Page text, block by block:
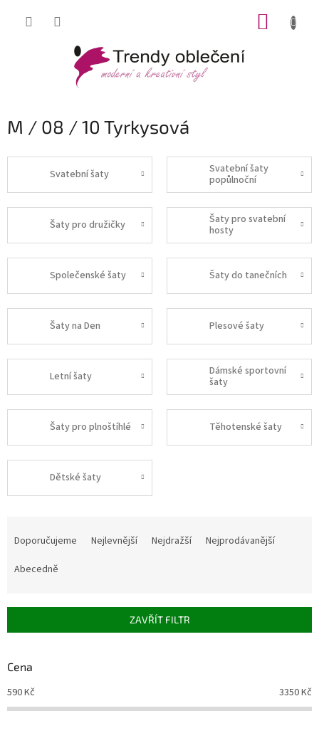
M / 08 / 10 Tyrkysová
Svatební šaty
Svatební šaty
popůlnoční
Šaty pro družičky
Šaty pro svatební
hosty
Společenské šaty Šaty do tanečních
Šaty na Den Plesové šaty
Letní šaty
Dámské sportovní
šaty
Šaty pro plnoštíhlé Těhotenské šaty
Dětské šaty
r
d
k
t
Doporučujeme Nejlevnější Nejdražší
Nejprodávanější
Abecedně
ZAVŘÍT FILTR
Cena
590Kč 3350Kč